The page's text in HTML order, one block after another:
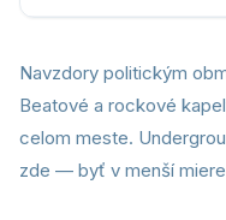
Navzdory politickým
Beatové a rockové
celom meste.
zde — byť v menší